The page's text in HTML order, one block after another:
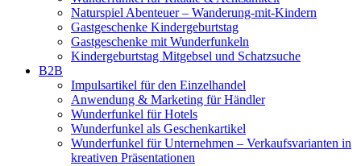
Naturspiel Abenteuer – Wanderung-mit-Kindern
Gastgeschenke Kindergeburtstag
Gastgeschenke mit Wunderfunkeln
Kindergeburtstag Mitgebsel und Schatzsuche
B2B
Impulsartikel für den Einzelhandel
Anwendung & Marketing für Händler
Wunderfunkel für Hotels
Wunderfunkel als Geschenkartikel
Wunderfunkel für Unternehmen – Verkaufsvarianten in
kreativen Präsentationen